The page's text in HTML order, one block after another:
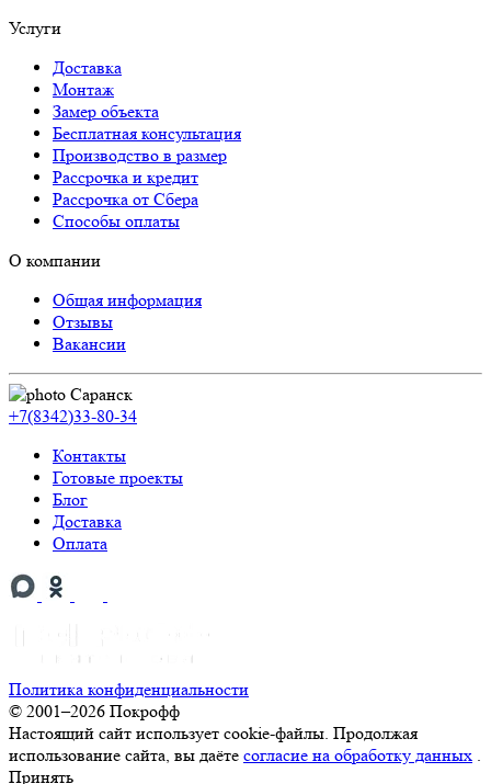
Услуги
Доставка
Монтаж
Замер объекта
Бесплатная консультация
Производство в размер
Рассрочка и кредит
Рассрочка от Сбера
Способы оплаты
О компании
Общая информация
Отзывы
Вакансии
Саранск
+7(8342)33-80-34
Контакты
Готовые проекты
Блог
Доставка
Оплата
Политика конфиденциальности
© 2001–2026 Покрофф
Настоящий сайт использует cookie-файлы. Продолжая
использование сайта, вы даёте согласие на обработку данных
Принять